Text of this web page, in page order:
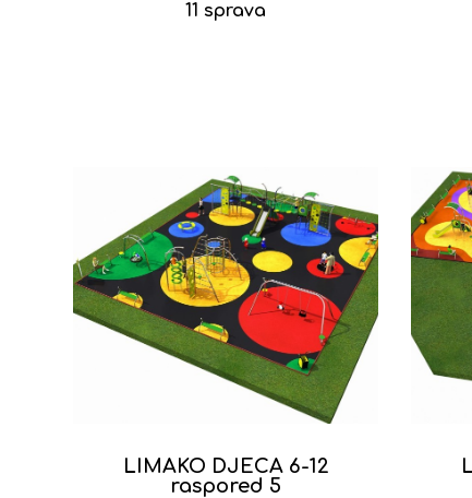
11 sprava
LIMAKO DJECA 6-12
raspored 5